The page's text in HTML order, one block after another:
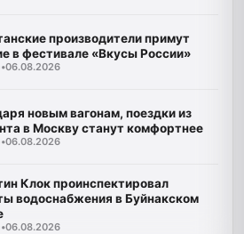
производители примут
в фестивале «Вкусы России»
•06.08.2026
новым вагонам, поездки из
в Москву станут комфортнее
•06.08.2026
Клок проинспектировал
водоснабжения в Буйнакском
•06.08.2026